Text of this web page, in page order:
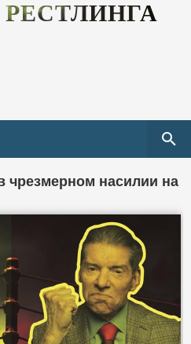
чрезмерном насилии на